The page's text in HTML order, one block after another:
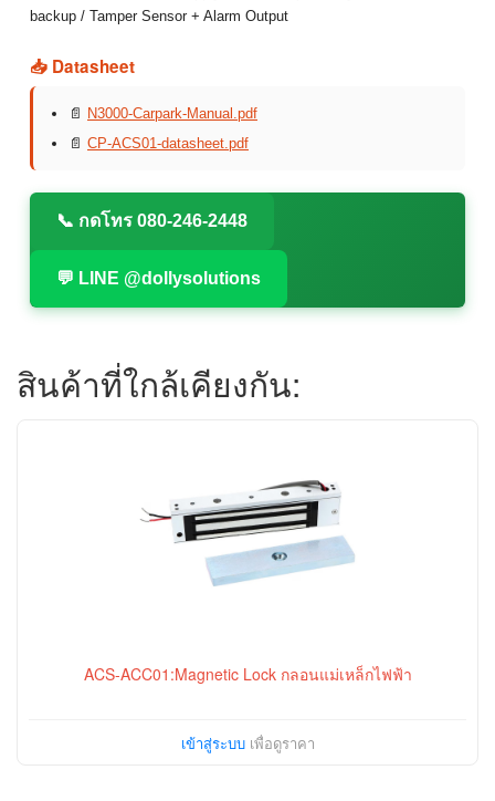
backup / Tamper Sensor + Alarm Output
📥 Datasheet
📄 N3000-Carpark-Manual.pdf
📄 CP-ACS01-datasheet.pdf
📞 กดโทร 080-246-2448
💬 LINE @dollysolutions
สินค้าที่ใกล้เคียงกัน:
ACS-ACC01:Magnetic Lock กลอนแม่เหล็กไฟฟ้า
เข้าสู่ระบบเพื่อดูราคา